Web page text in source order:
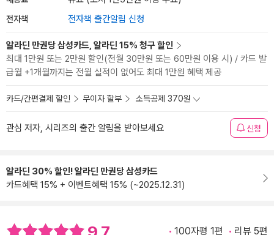
전자책 전자책 출간알림 신청
알라딘 만권당 삼성카드, 알라딘 15% 청구 할인
최대 1만원 또는 2만원 할인(전월 30만원 또는 60만원 이용 시) / 카드 발
급월 +1개월까지는 전월 실적이 없어도 최대 1만원 혜택 제공
카드/간편결제 할인 무이자 할부 소득공제 370원
관심 저자, 시리즈의 출간 알림을 받아보세요 신청
알라딘 30% 할인! 알라딘 만권당 삼성카드
카드혜택 15% + 이벤트혜택 15% (~2025.12.31)
100자평 1편 리뷰 5편